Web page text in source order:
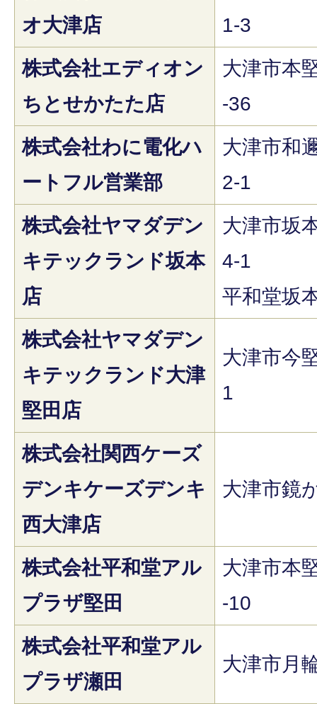
オ大津店
1-3
株式会社エディオン
ちとせかたた店
大津市本
-36
株式会社わに電化ハ
ートフル営業部
大津市和
2-1
株式会社ヤマダデン
キテックランド坂本
店
大津市坂
4-1
平和堂坂
株式会社ヤマダデン
キテックランド大津
堅田店
大津市今
1
株式会社関西ケーズ
デンキケーズデンキ
西大津店
大津市鏡
株式会社平和堂アル
プラザ堅田
大津市本
-10
株式会社平和堂アル
プラザ瀬田
大津市月